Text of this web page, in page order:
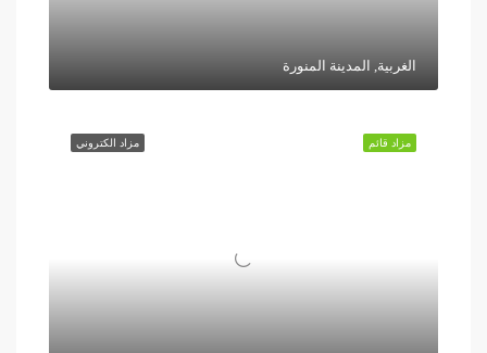
الغربية, المدينة المنورة
مزاد الكتروني مزاد قائم